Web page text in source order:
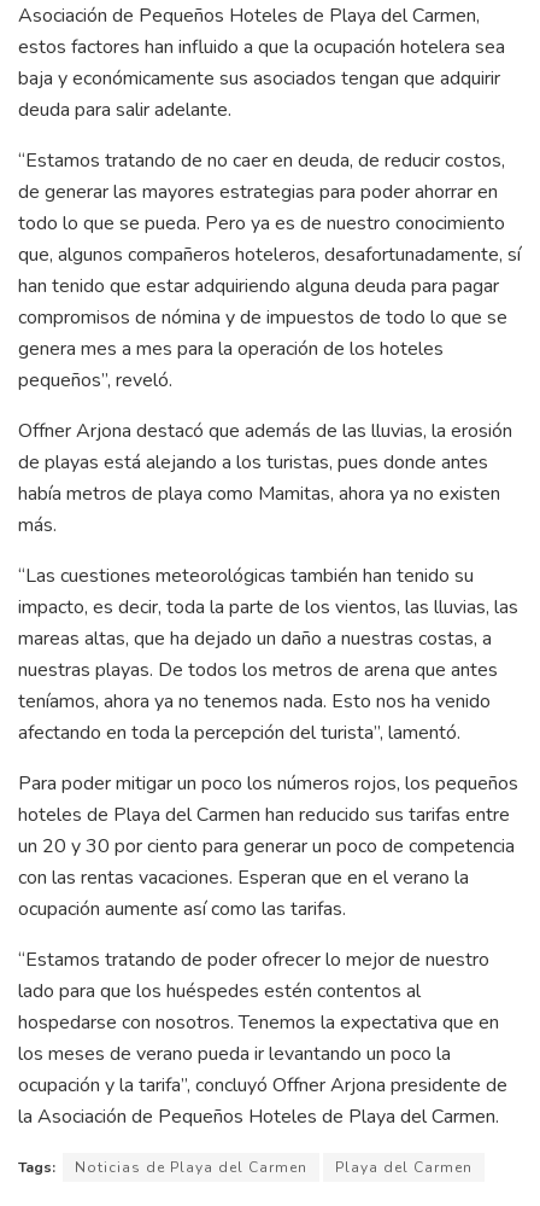
Asociación de Pequeños Hoteles de Playa del Carmen,
estos factores han influido a que la ocupación hotelera sea
baja y económicamente sus asociados tengan que adquirir
deuda para salir adelante.
“Estamos tratando de no caer en deuda, de reducir costos,
de generar las mayores estrategias para poder ahorrar en
todo lo que se pueda. Pero ya es de nuestro conocimiento
que, algunos compañeros hoteleros, desafortunadamente, sí
han tenido que estar adquiriendo alguna deuda para pagar
compromisos de nómina y de impuestos de todo lo que se
genera mes a mes para la operación de los hoteles
pequeños”, reveló.
Offner Arjona destacó que además de las lluvias, la erosión
de playas está alejando a los turistas, pues donde antes
había metros de playa como Mamitas, ahora ya no existen
más.
“Las cuestiones meteorológicas también han tenido su
impacto, es decir, toda la parte de los vientos, las lluvias, las
mareas altas, que ha dejado un daño a nuestras costas, a
nuestras playas. De todos los metros de arena que antes
teníamos, ahora ya no tenemos nada. Esto nos ha venido
afectando en toda la percepción del turista”, lamentó.
Para poder mitigar un poco los números rojos, los pequeños
hoteles de Playa del Carmen han reducido sus tarifas entre
un 20 y 30 por ciento para generar un poco de competencia
con las rentas vacaciones. Esperan que en el verano la
ocupación aumente así como las tarifas.
“Estamos tratando de poder ofrecer lo mejor de nuestro
lado para que los huéspedes estén contentos al
hospedarse con nosotros. Tenemos la expectativa que en
los meses de verano pueda ir levantando un poco la
ocupación y la tarifa”, concluyó Offner Arjona presidente de
la Asociación de Pequeños Hoteles de Playa del Carmen.
Tags: Noticias de Playa del Carmen Playa del Carmen